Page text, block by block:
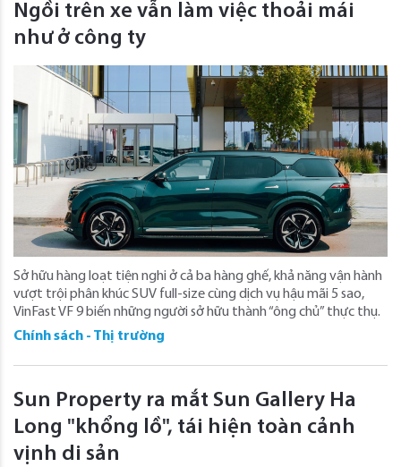
Ngồi trên xe vẫn làm việc thoải mái
như ở công ty
Sở hữu hàng loạt tiện nghi ở cả ba hàng ghế, khả năng vận hành
vượt trội phân khúc SUV full-size cùng dịch vụ hậu mãi 5 sao,
VinFast VF 9 biến những người sở hữu thành “ông chủ” thực thụ.
Chính sách - Thị trường
Sun Property ra mắt Sun Gallery Ha
Long "khổng lồ", tái hiện toàn cảnh
vịnh di sản